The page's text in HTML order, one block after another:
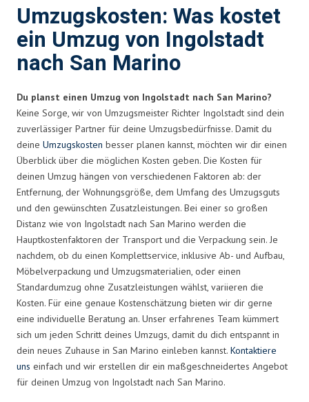
Umzugskosten: Was kostet
ein Umzug von Ingolstadt
nach San Marino
Du planst einen Umzug von Ingolstadt nach San Marino?
Keine Sorge, wir von Umzugsmeister Richter Ingolstadt sind dein
zuverlässiger Partner für deine Umzugsbedürfnisse. Damit du
deine Umzugskosten besser planen kannst, möchten wir dir einen
Überblick über die möglichen Kosten geben. Die Kosten für
deinen Umzug hängen von verschiedenen Faktoren ab: der
Entfernung, der Wohnungsgröße, dem Umfang des Umzugsguts
und den gewünschten Zusatzleistungen. Bei einer so großen
Distanz wie von Ingolstadt nach San Marino werden die
Hauptkostenfaktoren der Transport und die Verpackung sein. Je
nachdem, ob du einen Komplettservice, inklusive Ab- und Aufbau,
Möbelverpackung und Umzugsmaterialien, oder einen
Standardumzug ohne Zusatzleistungen wählst, variieren die
Kosten. Für eine genaue Kostenschätzung bieten wir dir gerne
eine individuelle Beratung an. Unser erfahrenes Team kümmert
sich um jeden Schritt deines Umzugs, damit du dich entspannt in
dein neues Zuhause in San Marino einleben kannst. Kontaktiere
uns einfach und wir erstellen dir ein maßgeschneidertes Angebot
für deinen Umzug von Ingolstadt nach San Marino.